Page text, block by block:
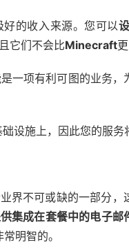
的收入来源。您可以
它们不会比Minecraft
一项有利可图的业务
设施上，因此您的服务
界不可或缺的一部分
集成在套餐中的电子
常明智的。